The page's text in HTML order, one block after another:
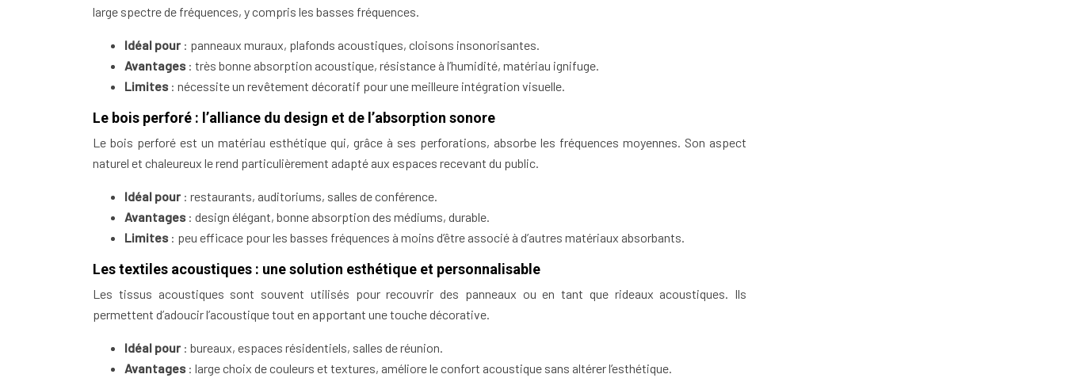
large spectre de fréquences, y compris les basses fréquences.
Idéal pour : panneaux muraux, plafonds acoustiques, cloisons insonorisantes.
Avantages: très bonne absorption acoustique, résistance à l’humidité, matériau ignifuge.
Limites: nécessite un revêtement décoratif pour une meilleure intégration visuelle.
Le bois perforé : l’alliance du design et de l’absorption sonore
Le bois perforé est un matériau esthétique qui, grâce à ses perforations, absorbe les fréquences moyennes. Son aspect
naturel et chaleureux le rend particulièrement adapté aux espaces recevant du public.
Idéal pour : restaurants, auditoriums, salles de conférence.
Avantages: design élégant, bonne absorption des médiums, durable.
Limites: peu efficace pour les basses fréquences à moins d’être associé à d’autres matériaux absorbants.
Les textiles acoustiques : une solution esthétique et personnalisable
Les tissus acoustiques sont souvent utilisés pour recouvrir des panneaux ou en tant que rideaux acoustiques. Ils
permettent d’adoucir l’acoustique tout en apportant une touche décorative.
Idéal pour : bureaux, espaces résidentiels, salles de réunion.
Avantages: large choix de couleurs et textures, améliore le confort acoustique sans altérer l’esthétique.